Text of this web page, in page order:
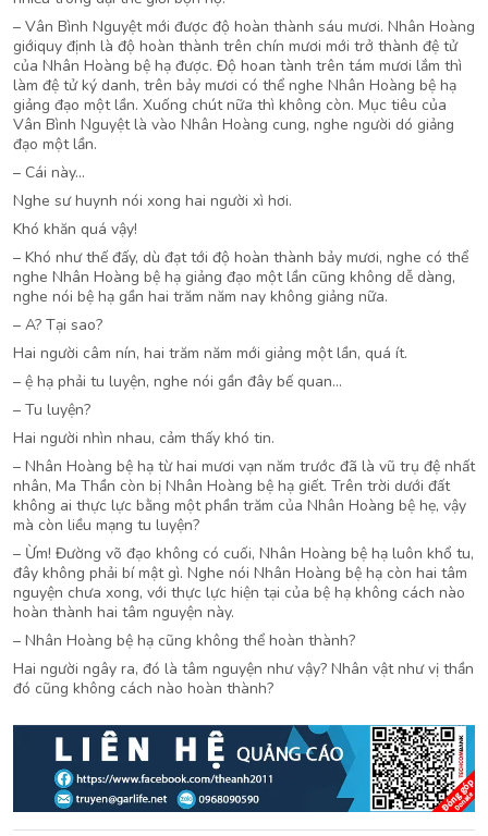
– Vân Bình Nguyệt mới được độ hoàn thành sáu mươi. Nhân Hoàng
giớiquy định là độ hoàn thành trên chín mươi mới trở thành đệ tử
của Nhân Hoàng bệ hạ được. Độ hoan tành trên tám mươi lắm thì
làm đệ tử ký danh, trên bảy mươi có thể nghe Nhân Hoàng bệ hạ
giảng đạo một lần. Xuống chút nữa thì không còn. Mục tiêu của
Vân Bình Nguyệt là vào Nhân Hoàng cung, nghe người dó giảng
đạo một lần.
– Cái này…
Nghe sư huynh nói xong hai người xì hơi.
Khó khăn quá vậy!
– Khó như thế đấy, dù đạt tới độ hoàn thành bảy mươi, nghe có thể
nghe Nhân Hoàng bệ hạ giảng đạo một lần cũng không dễ dàng,
nghe nói bệ hạ gần hai trăm năm nay không giảng nữa.
– A? Tại sao?
Hai người câm nín, hai trăm năm mới giảng một lần, quá ít.
– ệ hạ phải tu luyện, nghe nói gần đây bế quan…
– Tu luyện?
Hai người nhìn nhau, cảm thấy khó tin.
– Nhân Hoàng bệ hạ từ hai mươi vạn năm trước đã là vũ trụ đệ nhất
nhân, Ma Thần còn bị Nhân Hoàng bệ hạ giết. Trên trời dưới đất
không ai thực lực bằng một phần trăm của Nhân Hoàng bệ hẹ, vậy
mà còn liều mạng tu luyện?
– Ừm! Đường võ đạo không có cuối, Nhân Hoàng bệ hạ luôn khổ tu,
đây không phải bí mật gì. Nghe nói Nhân Hoàng bệ hạ còn hai tâm
nguyện chưa xong, với thực lực hiện tại của bệ hạ không cách nào
hoàn thành hai tâm nguyện này.
– Nhân Hoàng bệ hạ cũng không thể hoàn thành?
Hai người ngây ra, đó là tâm nguyện như vậy? Nhân vật như vị thần
đó cũng không cách nào hoàn thành?